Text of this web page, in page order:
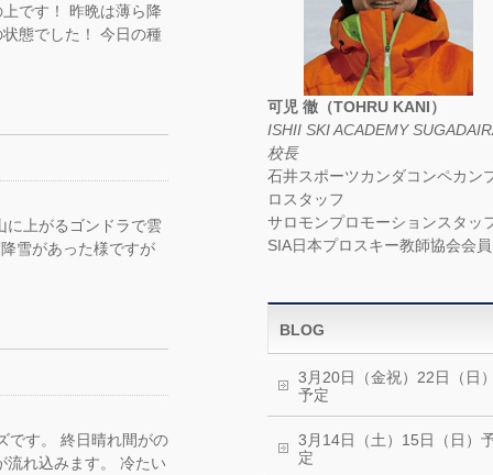
です！ 昨晩は薄ら降
態でした！ 今日の種
に上がるゴンドラで雲
雪があった様ですが
です。 終日晴れ間がの
流れ込みます。 冷たい
可児 徹（TOHRU KANI）
ISHII SKI ACADEMY
校長
石井スポーツカンダコンペカン
ロスタッフ
サロモンプロモーションスタッ
SIA日本プロスキー教師協会会員
BLOG
3月20日（金祝）22日（日）
予定
3月14日（土）15日（日）
定